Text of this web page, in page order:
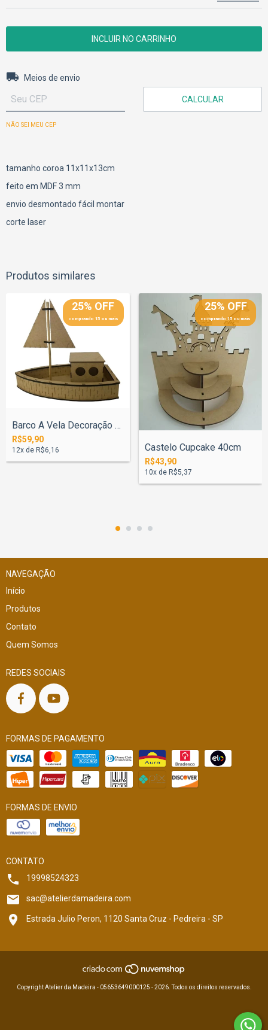
Entregas para o CEP:
Meios de envio
CALCULAR
NÃO SEI MEU CEP
tamanho coroa 11x11x13cm
feito em MDF 3 mm
envio desmontado fácil montar
corte laser
Produtos similares
25% OFF
comprando 15 ou mais
Barco A Vela Decoração 60cm
R$59,90
12x de R$6,16
25% OFF
comprando 15 ou mais
Castelo Cupcake 40cm
R$43,90
10x de R$5,37
NAVEGAÇÃO
Início
Produtos
Contato
Quem Somos
REDES SOCIAIS
FORMAS DE PAGAMENTO
FORMAS DE ENVIO
CONTATO
19998524323
sac@atelierdamadeira.com
Estrada Julio Peron, 1120 Santa Cruz - Pedreira - SP
Copyright Atelier da Madeira - 05653649000125 - 2026. Todos os direitos reservados.